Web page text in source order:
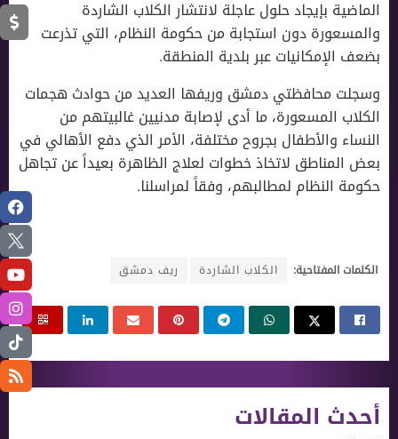
الماضية بإيجاد حلول عاجلة لانتشار الكلاب الشاردة
والمسعورة دون استجابة من حكومة النظام، التي تذرعت
بضعف الإمكانيات عبر بلدية المنطقة.
وسجلت محافظتي دمشق وريفها العديد من حوادث هجمات
الكلاب المسعورة، ما أدى لإصابة مدنيين غالبيتهم من
النساء والأطفال بجروح مختلفة، الأمر الذي دفع الأهالي في
بعض المناطق لاتخاذ خطوات لعلاج الظاهرة بعيداً عن تجاهل
حكومة النظام لمطالبهم، وفقاً لمراسلنا.
الكلمات المفتاحية: الكلاب الشاردة ريف دمشق
أحدث المقالات